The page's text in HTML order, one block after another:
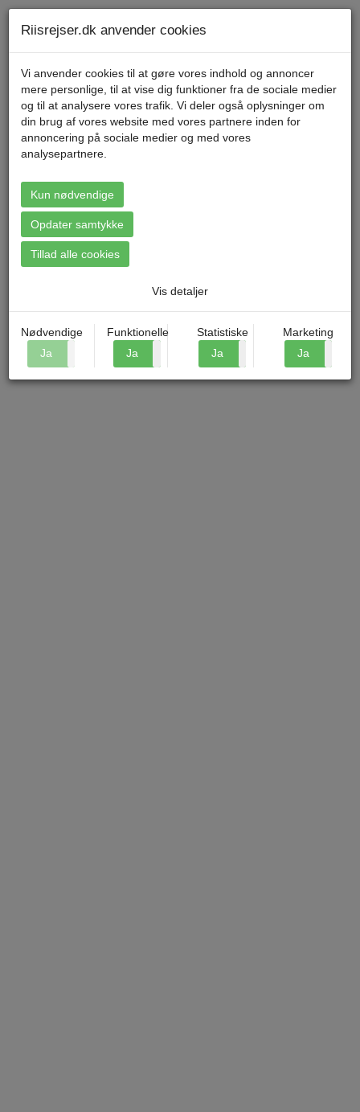
Menu
Booking: Maastricht -
Julekoncert André Rieu
Riisrejser.dk anvender cookies
Vi anvender cookies til at gøre vores indhold og annoncer
mere personlige, til at vise dig funktioner fra de sociale medier
og til at analysere vores trafik. Vi deler også oplysninger om
din brug af vores website med vores partnere inden for
annoncering på sociale medier og med vores
analysepartnere.
Kun nødvendige
Opdater samtykke
Tillad alle cookies
Vis detaljer
Nødvendige
Ja
Funktionelle
Ja
Statistiske
Ja
Marketing
Ja